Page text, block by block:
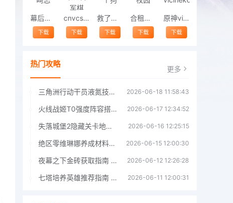
幕后畸恋
下载
cnvcs军棋
下载
救了个狗
下载
合租校园
下载
原神vicineko
下载
热门攻略 更多
三角洲行动干员液氮技能效果详解 三角洲行动干员液氮技能介绍 2026-06-18 11:58:43
火线战姬T0强度阵容搭配推荐 火线战姬T0强度阵容哪个好 2026-06-17 12:34:52
失落城堡2隐藏关卡地图解锁指南 2026-06-16 12:25:15
绝区零维琳娜养成材料汇总指南 2026-06-15 12:00:30
夜幕之下金砖获取指南 夜幕之下金砖获取方法 2026-06-12 12:26:28
七塔培养英雄推荐指南 七塔培养哪个英雄好 2026-06-11 12:00:31